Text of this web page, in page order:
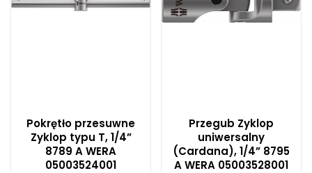
Pokrętło przesuwne
Zyklop typu T, 1/4”
8789 A WERA
05003524001
Przegub Zyklop
uniwersalny
(Cardana), 1/4” 8795
A WERA 05003528001